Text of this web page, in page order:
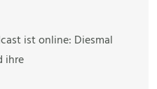
ist online: Diesmal
ihre